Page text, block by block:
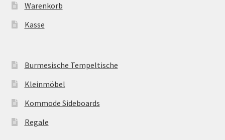
Warenkorb
Kasse
Burmesische Tempeltische
Kleinmöbel
Kommode Sideboards
Regale